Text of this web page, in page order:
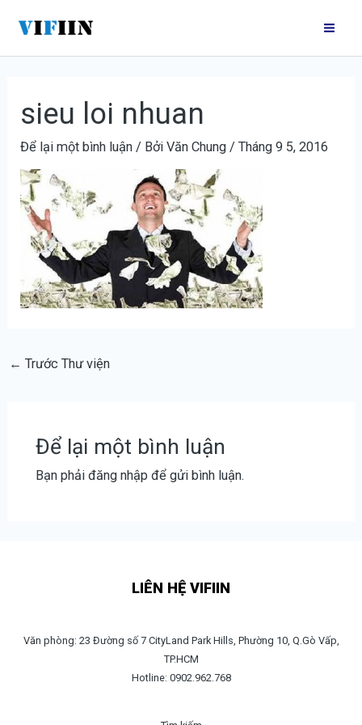
nội
sieu loi nhuan
Để lại một bình luận / BởiVăn Chung /Tháng 9 5, 2016
hướng
bài
← Trước Thư viện
Để lại một bình luận
Bạn phải đăng nhậpđể gửi bình luận.
LIÊN HỆ VIFIIN
Văn phòng: 23 Đường số 7 CityLand Park Hills, Phường 10, Q.Gò Vấp,
TP.HCM
Hotline: 0902.962.768